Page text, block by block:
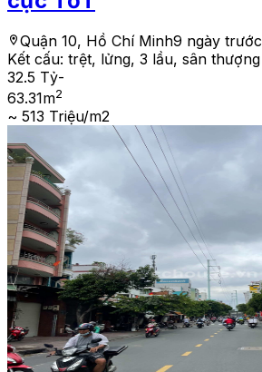
Quận 10, Hồ Chí Minh9 ngày trước
Kết cấu: trệt, lửng, 3 lầu, sân thượng
32.5 Tỷ-
63.31m2
~ 513 Triệu/m2